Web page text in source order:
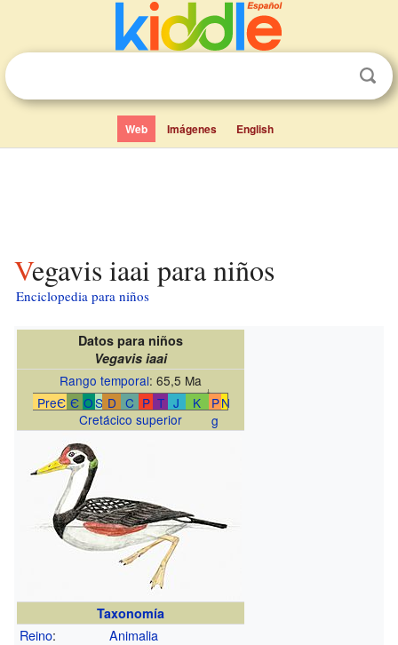
Web Imágenes English
Vegavis iaai para niños
Enciclopedia para niños
Datos para niños
Vegavis iaai
Rango temporal: 65,5 Ma
PreЄ Є OS D C P T J K
P
g
N
↓
Cretácico superior
Taxonomía
Reino:
Animalia